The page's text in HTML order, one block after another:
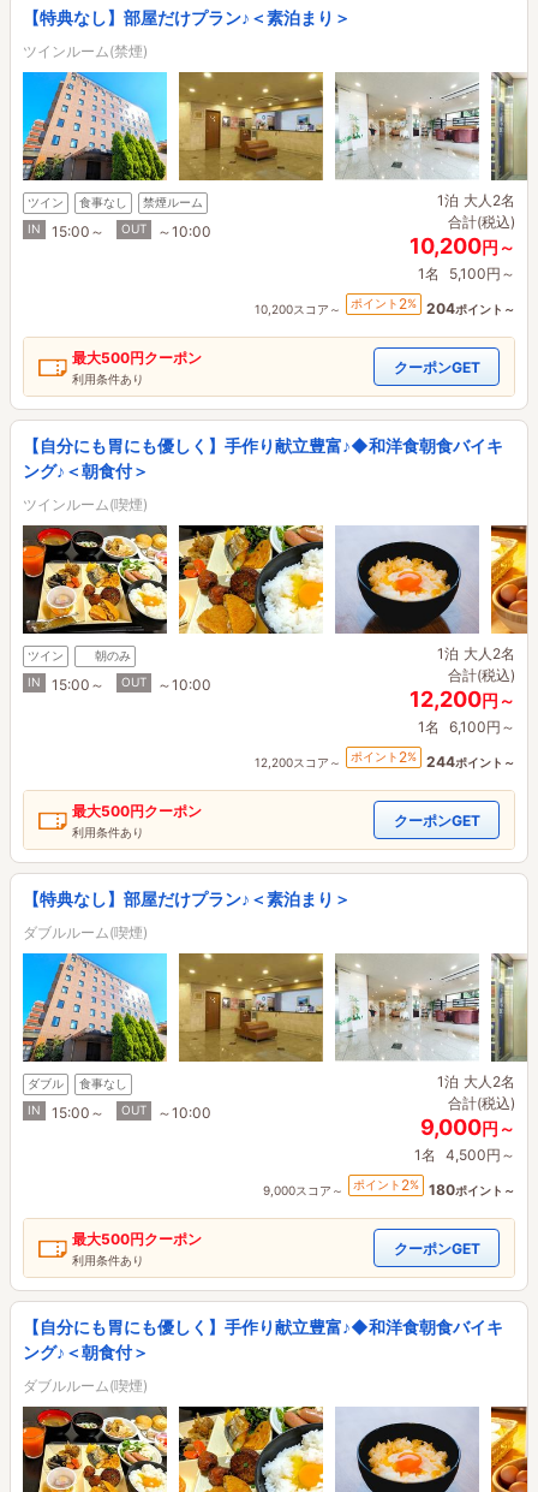
【特典なし】部屋だけプラン♪＜素泊まり＞
ツインルーム(禁煙)
ツイン 食事なし
禁煙ルーム
IN
15:00～ OUT ～10:00
1泊 大人2名
合計(税込)
10,200円～
1名 5,100円～
10,200スコア～ ポイント 2% 204ポイント～
最大500円クーポン
利用条件あり
クーポンGET
【自分にも胃にも優しく】手作り献立豊富♪◆和洋食朝食バイキ
ング♪＜朝食付＞
ツインルーム(喫煙)
ツイン
朝のみ
IN
15:00～ OUT ～10:00
1泊 大人2名
合計(税込)
12,200円～
1名 6,100円～
12,200スコア～ ポイント 2% 244ポイント～
最大500円クーポン
利用条件あり
クーポンGET
【特典なし】部屋だけプラン♪＜素泊まり＞
ダブルルーム(喫煙)
ダブル
食事なし
IN
15:00～ OUT ～10:00
1泊 大人2名
合計(税込)
9,000円～
1名 4,500円～
9,000スコア～ ポイント 2% 180ポイント～
最大500円クーポン
利用条件あり
クーポンGET
【自分にも胃にも優しく】手作り献立豊富♪◆和洋食朝食バイキ
ング♪＜朝食付＞
ダブルルーム(喫煙)